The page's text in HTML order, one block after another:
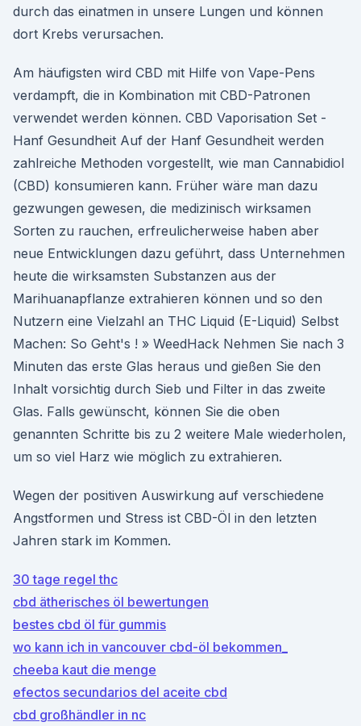
durch das einatmen in unsere Lungen und können
dort Krebs verursachen.
Am häufigsten wird CBD mit Hilfe von Vape-Pens
verdampft, die in Kombination mit CBD-Patronen
verwendet werden können. CBD Vaporisation Set -
Hanf Gesundheit Auf der Hanf Gesundheit werden
zahlreiche Methoden vorgestellt, wie man Cannabidiol
(CBD) konsumieren kann. Früher wäre man dazu
gezwungen gewesen, die medizinisch wirksamen
Sorten zu rauchen, erfreulicherweise haben aber
neue Entwicklungen dazu geführt, dass Unternehmen
heute die wirksamsten Substanzen aus der
Marihuanapflanze extrahieren können und so den
Nutzern eine Vielzahl an THC Liquid (E-Liquid) Selbst
Machen: So Geht's ! » WeedHack Nehmen Sie nach 3
Minuten das erste Glas heraus und gießen Sie den
Inhalt vorsichtig durch Sieb und Filter in das zweite
Glas. Falls gewünscht, können Sie die oben
genannten Schritte bis zu 2 weitere Male wiederholen,
um so viel Harz wie möglich zu extrahieren.
Wegen der positiven Auswirkung auf verschiedene
Angstformen und Stress ist CBD-Öl in den letzten
Jahren stark im Kommen.
30 tage regel thc
cbd ätherisches öl bewertungen
bestes cbd öl für gummis
wo kann ich in vancouver cbd-öl bekommen_
cheeba kaut die menge
efectos secundarios del aceite cbd
cbd großhändler in nc